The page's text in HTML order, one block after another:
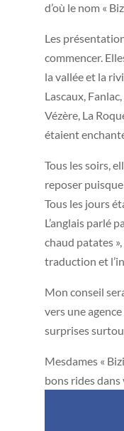
d’où le nom «
Les
commencer.
la vallée et la
Lascaux,
Vézère, La
étaient
Tous les soirs,
reposer
Tous les jours
L’anglais parlé
chaud patates
traduction et
Mon conseil
vers une agence
surprises
Mesdames «
bons rides